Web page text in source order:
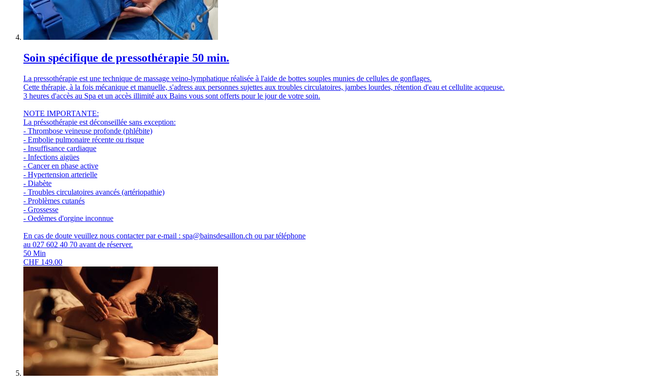
Soin spécifique de pressothérapie 50 min.
La pressothérapie est une technique de massage veino-lymphatique réalisée à l'aide de bottes souples munies de cellules de gonflages.
Cette thérapie, à la fois mécanique et manuelle, s'adress aux personnes sujettes aux troubles circulatoires, jambes lourdes, rétention d'eau et cellulite acqueuse.
3 heures d'accès au Spa et un accès illimité aux Bains vous sont offerts pour le jour de votre soin.
NOTE IMPORTANTE:
La préssothérapie est déconseillée sans exception:
- Thrombose veineuse profonde (phlébite)
- Embolie pulmonaire récente ou risque
- Insuffisance cardiaque
- Infections aigües
- Cancer en phase active
- Hypertension arterielle
- Diabète
- Troubles circulatoires avancés (artériopathie)
- Problèmes cutanés
- Grossesse
- Oedèmes d'orgine inconnue
En cas de doute veuillez nous contacter par e-mail : spa@bainsdesaillon.ch ou par téléphone
au 027 602 40 70 avant de réserver.
50 Min
CHF 149.00